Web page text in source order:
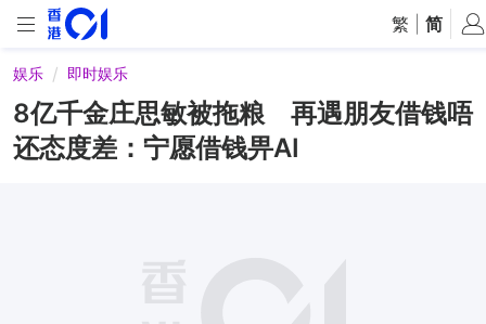
繁 简
娱乐 即时娱乐
8亿千金庄思敏被拖粮 再遇朋友借钱唔
还态度差：宁愿借钱畀AI